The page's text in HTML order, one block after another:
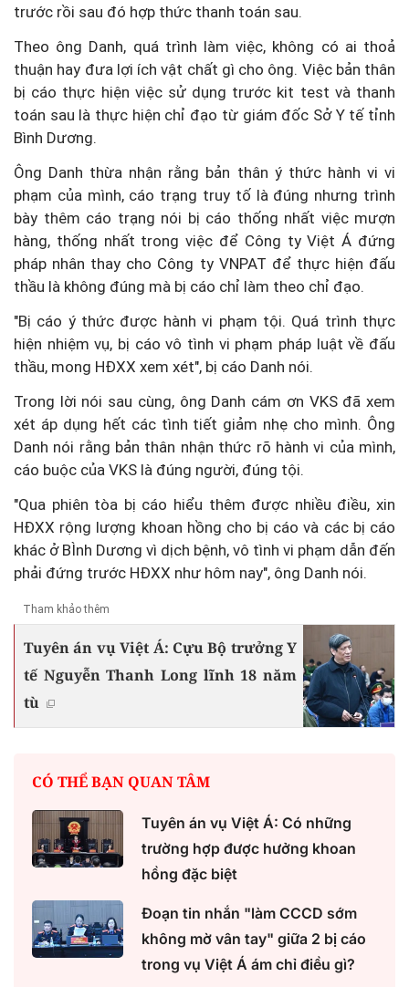
trước rồi sau đó hợp thức thanh toán sau.
Theo ông Danh, quá trình làm việc, không có ai thoả
thuận hay đưa lợi ích vật chất gì cho ông. Việc bản thân
bị cáo thực hiện việc sử dụng trước kit test và thanh
toán sau là thực hiện chỉ đạo từ giám đốc Sở Y tế tỉnh
Bình Dương.
Ông Danh thừa nhận rằng bản thân ý thức hành vi vi
phạm của mình, cáo trạng truy tố là đúng nhưng trình
bày thêm cáo trạng nói bị cáo thống nhất việc mượn
hàng, thống nhất trong việc để Công ty Việt Á đứng
pháp nhân thay cho Công ty VNPAT để thực hiện đấu
thầu là không đúng mà bị cáo chỉ làm theo chỉ đạo.
"Bị cáo ý thức được hành vi phạm tội. Quá trình thực
hiện nhiệm vụ, bị cáo vô tình vi phạm pháp luật về đấu
thầu, mong HĐXX xem xét", bị cáo Danh nói.
Trong lời nói sau cùng, ông Danh cám ơn VKS đã xem
xét áp dụng hết các tình tiết giảm nhẹ cho mình. Ông
Danh nói rằng bản thân nhận thức rõ hành vi của mình,
cáo buộc của VKS là đúng người, đúng tội.
"Qua phiên tòa bị cáo hiểu thêm được nhiều điều, xin
HĐXX rộng lượng khoan hồng cho bị cáo và các bị cáo
khác ở BÌnh Dương vì dịch bệnh, vô tình vi phạm dẫn đến
phải đứng trước HĐXX như hôm nay", ông Danh nói.
Tham khảo thêm
Tuyên án vụ Việt Á: Cựu Bộ trưởng Y
tế Nguyễn Thanh Long lĩnh 18 năm
tù
CÓ THỂ BẠN QUAN TÂM
Tuyên án vụ Việt Á: Có những
trường hợp được hưởng khoan
hồng đặc biệt
Đoạn tin nhắn "làm CCCD sớm
không mờ vân tay" giữa 2 bị cáo
trong vụ Việt Á ám chỉ điều gì?